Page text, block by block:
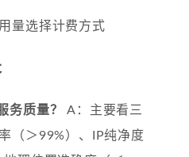
量选择计费方式
务质量？
A：主要看三
（＞99%）、IP纯净度